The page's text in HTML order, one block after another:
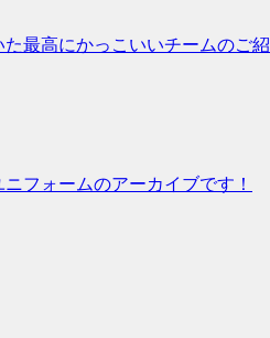
最高にかっこいいチームのご紹
フォームのアーカイブです！